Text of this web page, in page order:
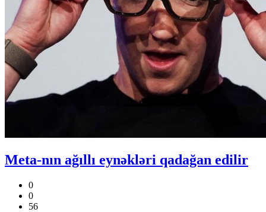
Meta-nın ağıllı eynəkləri qadağan edilir
0
0
56